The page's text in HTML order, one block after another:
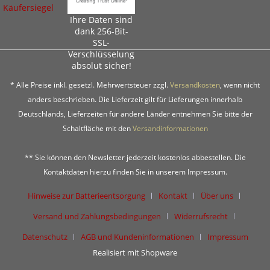
Ihre Daten sind
dank 256-Bit-
SSL-
Verschlüsselung
absolut sicher!
* Alle Preise inkl. gesetzl. Mehrwertsteuer zzgl.Versandkosten, wenn nicht
anders beschrieben. Die Lieferzeit gilt für Lieferungen innerhalb
Deutschlands, Lieferzeiten für andere Länder entnehmen Sie bitte der
Schaltfläche mit denVersandinformationen
** Sie können den Newsletter jederzeit kostenlos abbestellen. Die
Kontaktdaten hierzu finden Sie in unserem Impressum.
Hinweise zur Batterieentsorgung Kontakt
Über uns
Versand und Zahlungsbedingungen
Widerrufsrecht
Datenschutz
AGB und Kundeninformationen
Impressum
Realisiert mit Shopware